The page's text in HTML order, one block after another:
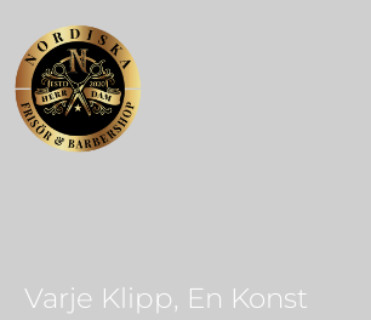
Varje Klipp, En Konst